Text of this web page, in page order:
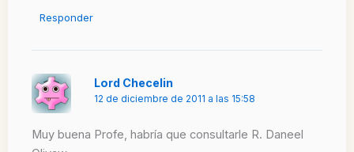
Responder
Lord Checelin
12 de diciembre de 2011 a las 15:58
Muy buena Profe, habría que consultarle R. Daneel